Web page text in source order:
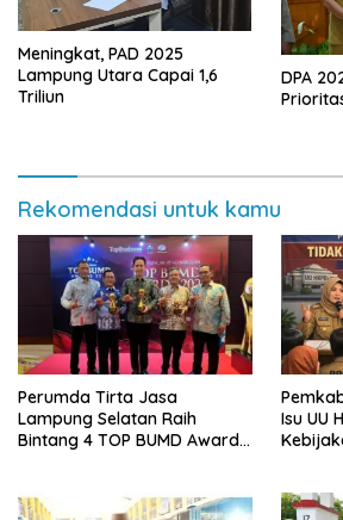
Meningkat, PAD 2025
Lampung Utara Capai 1,6
Triliun
DPA
Rekomendasi untuk kamu
Perumda Tirta Jasa
Lampung Selatan Raih
Bintang 4 TOP BUMD Awards
Isu UU